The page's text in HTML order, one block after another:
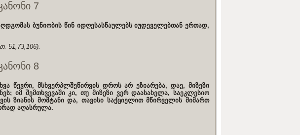
7
ბუნიობის წინ იდღესასწაულებს იუდეველებთან ერთად,
51,73,106).
8
წევრი, მსხვერპლშეწირვის დროს არ ეზიარება, დაე, მიზეზი
იმ შემთხვევაში კი, თუ მიზეზი ვერ დაასახელა, საეკლესიო
ზიანის მომტანი და, თავისი საქციელით მწირველის მიმართ
აღასრულა.